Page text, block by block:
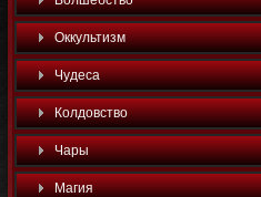
Оккультизм
Чудеса
Колдовство
Чары
Магия